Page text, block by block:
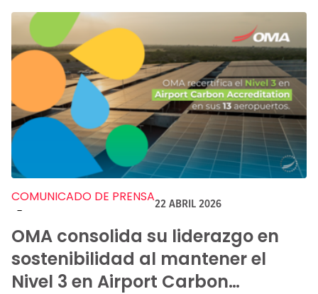
COMUNICADO DE PRENSA
-
22 ABRIL 2026
OMA consolida su liderazgo en
sostenibilidad al mantener el
Nivel 3 en Airport Carbon